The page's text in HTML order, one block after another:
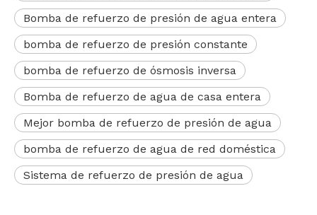
Bomba de refuerzo de presión de agua entera
bomba de refuerzo de presión constante
bomba de refuerzo de ósmosis inversa
Bomba de refuerzo de agua de casa entera
Mejor bomba de refuerzo de presión de agua
bomba de refuerzo de agua de red doméstica
Sistema de refuerzo de presión de agua